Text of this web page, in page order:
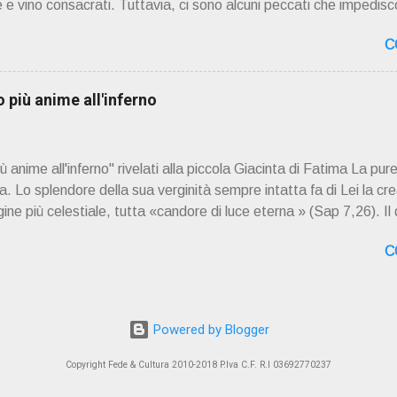
vino consacrati. Tuttavia, ci sono alcuni peccati che
ricevere la comunione nuovamente. 📖 Indice dei contenuti
Occultismo Peccati gravi o mortali I peccati gravi o mortali
in modo grave e deliberato. Questi peccati sono
altri. Quando una persona commette un peccato grave, si
più anime all'inferno
anime all'inferno" rivelati alla piccola Giacinta di Fatima La
Lo splendore della sua verginità sempre intatta fa di Lei la
più celestiale, tutta «candore di luce eterna » (Sap 7,26). Il
Maternità verginale della Madonna: questi tre dogmi
(Ap 14,4) nel tempo e nell'eternità. E se ci sono stati e ci
Powered by Blogger
Copyright Fede & Cultura 2010-2018 P.Iva C.F. R.I 03692770237